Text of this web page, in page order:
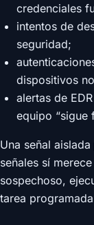
credenciales
intentos de
seguridad;
dispositivos
alertas de
equipo “sigue
Una señal
señales sí
sospechoso,
tarea